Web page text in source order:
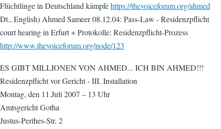
Flüchtlinge in Deutschland kämpfehttps://thevoiceforum.org/ahmed
Dt., English) Ahmed Sameer 08.12.04: Pass-Law - Residenzpflicht
court hearing in Erfurt + Protokolle: Residenzpflicht-Prozess
http://www.thevoiceforum.org/node/123
ES GIBT MILLIONEN VON AHMED... ICH BIN AHMED!!!
Residenzpflicht vor Gericht - III. Installation
Montag, den 11.Juli 2007 – 13 Uhr
Amtsgericht Gotha
Justus-Perthes-Str. 2